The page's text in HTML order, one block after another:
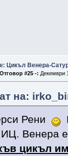
Цикъл Венера-
Отговор #25 -: Декември
на:
Рени
Венера
цикъл